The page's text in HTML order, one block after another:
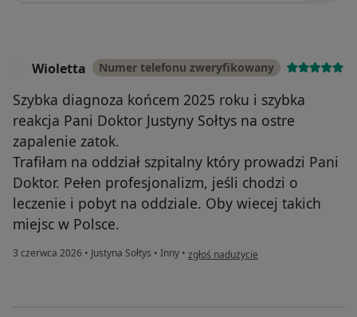
Wioletta Numer telefonu zweryfikowany
Szybka diagnoza końcem 2025 roku i szybka
reakcja Pani Doktor Justyny Sołtys na ostre
zapalenie zatok.
Trafiłam na oddział szpitalny który prowadzi Pani
Doktor. Pełen profesjonalizm, jeśli chodzi o
leczenie i pobyt na oddziale. Oby wiecej takich
miejsc w Polsce.
3 czerwca 2026 • Justyna Sołtys • Inny • w opinii użytkownika Wioletta
zgłoś nadużycie